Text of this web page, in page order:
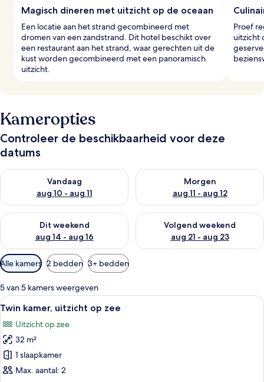
Magisch dineren met uitzicht op de oceaan
Een locatie aan het strand gecombineerd met
dromen van een zandstrand. Dit hotel beschikt over
een restaurant aan het strand, waar gerechten uit de
kust worden gecombineerd met een panoramisch
uitzicht.
Proef
uitzicht
Kameropties
Controleer de beschikbaarheid voor deze
datums
Vandaag
aug 10 - aug 11
De beschikbaarheid controleren voor vanavond aug 10 - aug
Morgen
aug 11 - aug 12
De beschikbaarheid
Dit weekend
aug 14 - aug 16
De beschikbaarheid controleren voor dit weekend aug 14 -
Volgend weekend
aug 21 - aug 23
De beschikbaarheid
Beschikbare
filters
voor
kamers
Alle kamers 2 bedden 3+ bedden
5 van 5 kamers weergeven
Alle
foto's
voor
Twin
kamer,
uitzicht
Een moderne hotelkamer met een
8
Twin kamer, uitzicht op zee
Uitzicht op zee
32 m²
1 slaapkamer
Max. aantal: 2